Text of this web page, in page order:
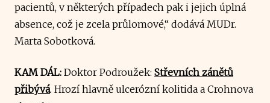
pacientů, v některých případech pak i jejich úplná
absence, což je zcela průlomové,“ dodává MUDr.
Marta Sobotková.
KAM DÁL: Doktor Podroužek: Střevních zánětů
přibývá. Hrozí hlavně ulcerózní kolitida a Crohnova